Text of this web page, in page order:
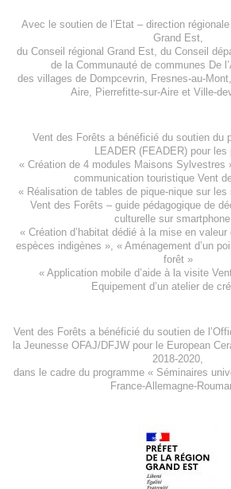
Avec le soutien de l’Etat – direction
Grand Est,
du Conseil régional Grand Est, du Conseil
de la Communauté de communes De
des villages de Dompcevrin Fresnes-au-Mont
Aire, Pierrefitte-sur-Aireet Ville-
Vent des Forêts a bénéficié du soutien du
LEADER (FEADER) pour les
« Création de 4 modules Maisons Sylvestres
communication touristique Vent
« Réalisation de tables de pique-nique sur
Vent des Forêts – guide pédagogique de
culturelle sur smartphone
« Création d’habitat dédié à la mise en valeur
espèces indigènes », « Aménagement d’un
forêt»
« Application mobile d’aide à la visite
Equipement d’un atelier de
Vent des Forêts a bénéficié du soutien de
la Jeunesse OFAJ/DFJWpour leEuropean
2018-2020
dans le cadre du programme « Séminaires
France-Allemagne-